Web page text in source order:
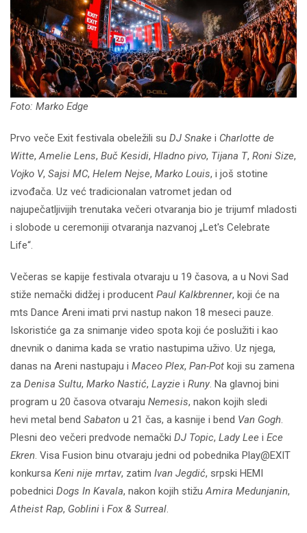
Foto: Marko Edge
Prvo veče Exit festivala obeležili su DJ Snake i Charlotte de
Witte, Amelie Lens, Buč Kesidi, Hladno pivo, Tijana T, Roni Size,
Vojko V, Sajsi MC, Helem Nejse, Marko Louis, i još stotine
izvođača. Uz već tradicionalan vatromet jedan od
najupečatljivijih trenutaka večeri otvaranja bio je trijumf mladosti
i slobode u ceremoniji otvaranja nazvanoj „Let's Celebrate
Life“.
Večeras se kapije festivala otvaraju u 19 časova, a u Novi Sad
stiže nemački didžej i producent Paul Kalkbrenner, koji će na
mts Dance Areni imati prvi nastup nakon 18 meseci pauze.
Iskoristiće ga za snimanje video spota koji će poslužiti i kao
dnevnik o danima kada se vratio nastupima uživo. Uz njega,
danas na Areni nastupaju i Maceo Plex, Pan-Pot koji su zamena
za Denisa Sultu, Marko Nastić, Layzie i Runy . Na glavnoj bini
program u 20 časova otvaraju Nemesis, nakon kojih sledi
hevi metal bend Sabaton u 21 čas, a kasnije i bend Van Gogh
Plesni deo večeri predvode nemački DJ Topic, Lady Lee i Ece
Ekren . Visa Fusion binu otvaraju jedni od pobednika Play@EXIT
konkursa Keni nije mrtav, zatim Ivan Jegdić, srpski HEMI
pobednici Dogs In Kavala, nakon kojih stižu Amira Medunjanin,
Atheist Rap, Goblini i Fox & Surreal